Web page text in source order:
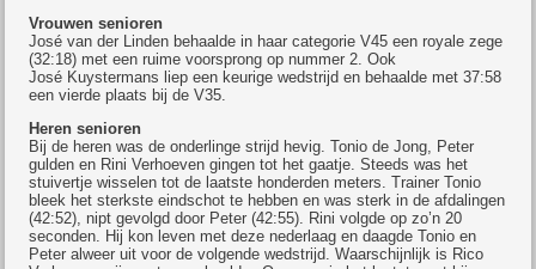
Vrouwen senioren
José van der Linden behaalde in haar categorie V45 een royale zege
(32:18) met een ruime voorsprong op nummer 2. Ook
José Kuystermans liep een keurige wedstrijd en behaalde met 37:58
een vierde plaats bij de V35.
Heren senioren
Bij de heren was de onderlinge strijd hevig. Tonio de Jong, Peter
gulden en Rini Verhoeven gingen tot het gaatje. Steeds was het
stuivertje wisselen tot de laatste honderden meters. Trainer Tonio
bleek het sterkste eindschot te hebben en was sterk in de afdalingen
(42:52), nipt gevolgd door Peter (42:55). Rini volgde op zo’n 20
seconden. Hij kon leven met deze nederlaag en daagde Tonio en
Peter alweer uit voor de volgende wedstrijd. Waarschijnlijk is Rico